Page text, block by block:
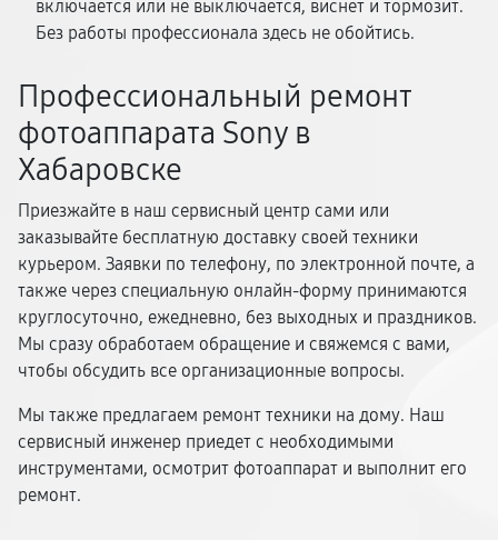
включается или не выключается, виснет и тормозит.
Без работы профессионала здесь не обойтись.
Профессиональный ремонт
фотоаппарата Sony в
Хабаровске
Приезжайте в наш сервисный центр сами или
заказывайте бесплатную доставку своей техники
курьером. Заявки по телефону, по электронной почте, а
также через специальную онлайн-форму принимаются
круглосуточно, ежедневно, без выходных и праздников.
Мы сразу обработаем обращение и свяжемся с вами,
чтобы обсудить все организационные вопросы.
Мы также предлагаем ремонт техники на дому. Наш
сервисный инженер приедет с необходимыми
инструментами, осмотрит фотоаппарат и выполнит его
ремонт.